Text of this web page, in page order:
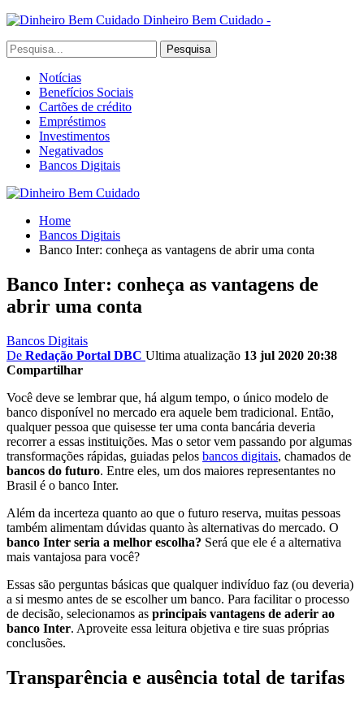
Dinheiro Bem Cuidado -
Notícias
Benefícios Sociais
Cartões de crédito
Empréstimos
Investimentos
Negativados
Bancos Digitais
Home
Bancos Digitais
Banco Inter: conheça as vantagens de abrir uma conta
Banco Inter: conheça as vantagens de
abrir uma conta
Bancos Digitais
De Redação Portal DBC Ultima atualização 13 jul 2020 20:38
Compartilhar
Você deve se lembrar que, há algum tempo, o único modelo de
banco disponível no mercado era aquele bem tradicional. Então,
qualquer pessoa que quisesse ter uma conta bancária deveria
recorrer a essas instituições. Mas o setor vem passando por algumas
transformações rápidas, guiadas pelos bancos digitais, chamados de
bancos do futuro. Entre eles, um dos maiores representantes no
Brasil é o banco Inter.
Além da incerteza quanto ao que o futuro reserva, muitas pessoas
também alimentam dúvidas quanto às alternativas do mercado. O
banco Inter seria a melhor escolha? Será que ele é a alternativa
mais vantajosa para você?
Essas são perguntas básicas que qualquer indivíduo faz (ou deveria)
a si mesmo antes de se escolher um banco. Para facilitar o processo
de decisão, selecionamos as principais vantagens de aderir ao
banco Inter. Aproveite essa leitura objetiva e tire suas próprias
conclusões.
Transparência e ausência total de tarifas